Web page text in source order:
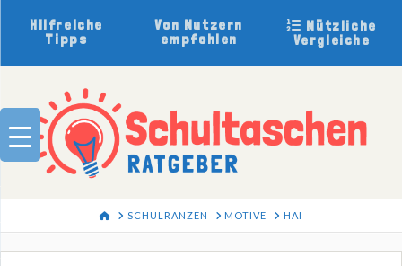
Hilfreiche
Tipps
Von Nutzern
empfohlen
Nützliche
Vergleiche
HOMESCHULRANZEN MOTIVE HAI